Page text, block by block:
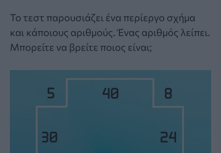
To τεστ παρουσιάζει ένα περίεργο σχήμα
και κάποιους αριθμούς. Ένας αριθμός λείπει.
Μπορείτε να βρείτε ποιος είναι;